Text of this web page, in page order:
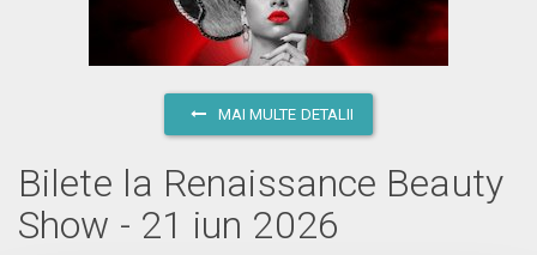
MAI MULTE DETALII
Bilete la Renaissance Beauty
Show - 21 iun 2026